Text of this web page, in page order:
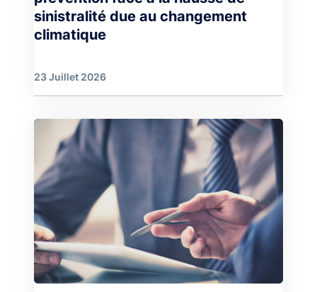
sinistralité due au changement
climatique
23 Juillet 2026
Image